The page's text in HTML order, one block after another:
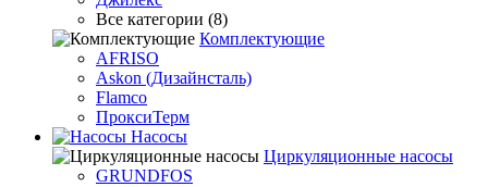
Все категории (8)
Комплектующие
AFRISO
Askon (Дизайнсталь)
Flamco
ПроксиТерм
Насосы
Циркуляционные насосы
GRUNDFOS